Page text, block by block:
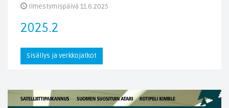
Ilmestymispäivä 11.6.2025
2025.2
Sisällys ja verkkojatkot